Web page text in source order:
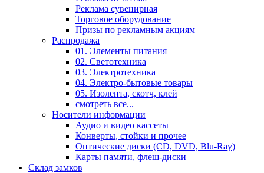
Реклама сувенирная
Торговое оборудование
Призы по рекламным акциям
Распродажа
01. Элементы питания
02. Светотехника
03. Электротехника
04. Электро-бытовые товары
05. Изолента, скотч, клей
смотреть все...
Носители информации
Аудио и видео кассеты
Конверты, стойки и прочее
Оптические диски (CD, DVD, Blu-Ray)
Карты памяти, флеш-диски
Склад замков